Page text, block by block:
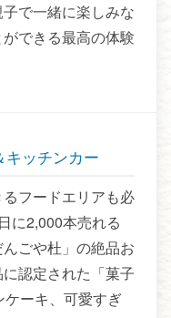
で一緒に楽しみな
できる最高の体験
キッチンカー
フードエリアも必
に2,000本売れる
ごや杜」の絶品お
認定された「菓子
ーキ、可愛すぎ